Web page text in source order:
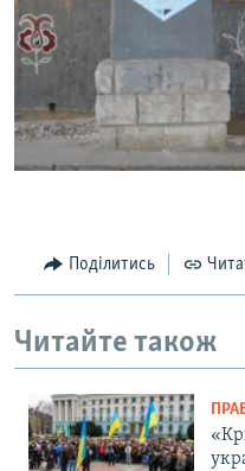
Поділитись
Читайте також